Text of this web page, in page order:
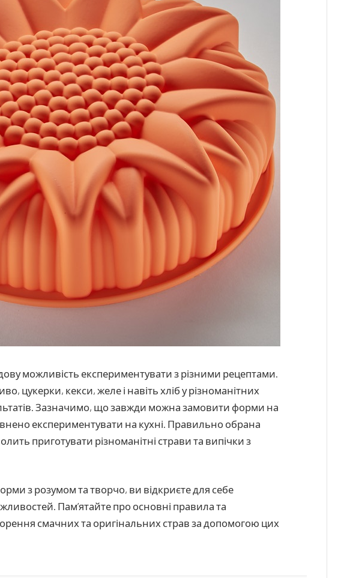
можливість експериментувати з різними рецептами.
цукерки, кекси, желе і навіть хліб у різноманітних
Зазначимо, що завжди можна замовити форми на
експериментувати на кухні. Правильно обрана
приготувати різноманітні страви та випічки з
з розумом та творчо, ви відкриєте для себе
Пам’ятайте про основні правила та
смачних та оригінальних страв за допомогою цих